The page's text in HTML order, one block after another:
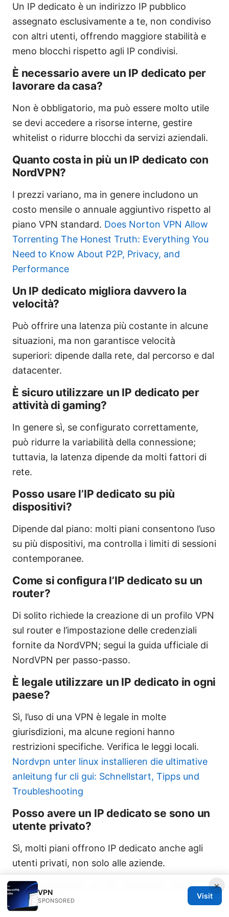
Un IP dedicato è un indirizzo IP pubblico
assegnato esclusivamente a te, non condiviso
con altri utenti, offrendo maggiore stabilità e
meno blocchi rispetto agli IP condivisi.
È necessario avere un IP dedicato per
lavorare da casa?
Non è obbligatorio, ma può essere molto utile
se devi accedere a risorse interne, gestire
whitelist o ridurre blocchi da servizi aziendali.
Quanto costa in più un IP dedicato con
NordVPN?
I prezzi variano, ma in genere includono un
costo mensile o annuale aggiuntivo rispetto al
piano VPN standard. Does Norton VPN Allow
Torrenting The Honest Truth: Everything You
Need to Know About P2P, Privacy, and
Performance
Un IP dedicato migliora davvero la
velocità?
Può offrire una latenza più costante in alcune
situazioni, ma non garantisce velocità
superiori: dipende dalla rete, dal percorso e dal
datacenter.
È sicuro utilizzare un IP dedicato per
attività di gaming?
In genere sì, se configurato correttamente,
può ridurre la variabilità della connessione;
tuttavia, la latenza dipende da molti fattori di
rete.
Posso usare l’IP dedicato su più
dispositivi?
Dipende dal piano: molti piani consentono l’uso
su più dispositivi, ma controlla i limiti di sessioni
contemporanee.
Come si configura l’IP dedicato su un
router?
Di solito richiede la creazione di un profilo VPN
sul router e l’impostazione delle credenziali
fornite da NordVPN; segui la guida ufficiale di
NordVPN per passo-passo.
È legale utilizzare un IP dedicato in ogni
paese?
Sì, l’uso di una VPN è legale in molte
giurisdizioni, ma alcune regioni hanno
restrizioni specifiche. Verifica le leggi locali.
Nordvpn unter linux installieren die ultimative
anleitung fur cli gui: Schnellstart, Tipps und
Troubleshooting
Posso avere un IP dedicato se sono un
utente privato?
Sì, molti piani offrono IP dedicato anche agli
utenti privati, non solo alle aziende.
Cosa succede se l’IP dedicato viene
bloccato?
×
VPN
SPONSORED
Visit